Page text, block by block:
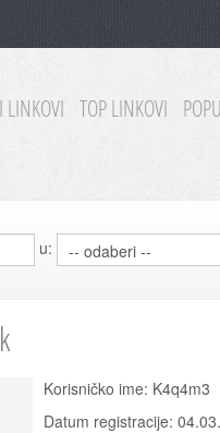
LINKOVI TOP LINKOVI
u:
Korisničko ime: K4q4m3
Datum registracije: